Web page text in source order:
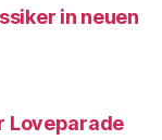
in neuen
Loveparade